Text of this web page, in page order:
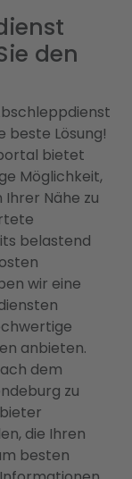
den
beste Lösung!
bietet
Möglichkeit,
Nähe zu
belastend
wir eine
anbieten.
dem
zu
die Ihren
besten